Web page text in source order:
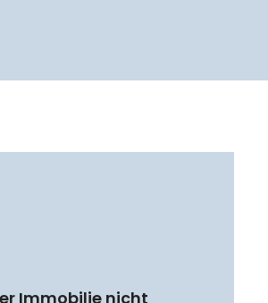
Immobilie nicht